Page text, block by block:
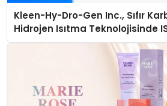
Kleen-Hy-Dro-Gen Inc., Sıfır
Hidrojen Isıtma Teknolojisinde
Düzenleyici Onaylarını Aldı